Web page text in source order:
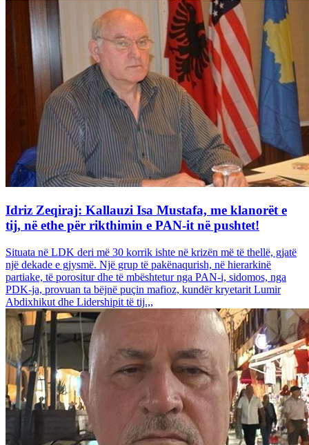
Idriz Zeqiraj: Kallauzi Isa Mustafa, me klanorët e
tij, në ethe për rikthimin e PAN-it në pushtet!
Situata në LDK deri më 30 korrik ishte në krizën më të thellë, gjatë
një dekade e gjysmë. Një grup të pakënaqurish, në hierarkinë
partiake, të porositur dhe të mbështetur nga PAN-i, sidomos, nga
PDK-ja, provuan ta bëjnë puçin mafioz, kundër kryetarit Lumir
Abdixhikut dhe Lidershipit të tij.,,